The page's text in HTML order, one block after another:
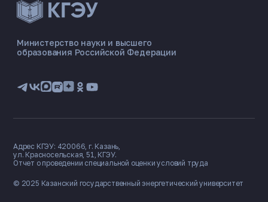
ЭНЕРГОКОД — ПОМОЩНИК КГЭУ
📋 Приёмная комиссия
🏠 Общежитие
Министерство науки и высшего
образования Российской Федерации
© 2025 Казанский государственный энергетический университет
Адрес КГЭУ: 420066, г. Казань,
ул. Красносельская, 51, КГЭУ.
Отчет о проведении специальной оценки условий труда